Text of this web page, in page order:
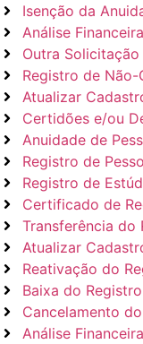
Isenção da
Análise
Outra Solicitação
Registro de
Atualizar
Certidões e/ou
Anuidade de
Registro de
Registro de
Certificado de
Transferência do
Atualizar
Reativação do
Baixa do
Cancelamento
Análise